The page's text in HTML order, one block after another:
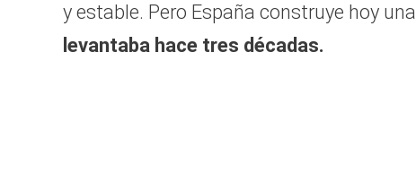
y estable. Pero España construye hoy una
levantaba hace tres décadas.